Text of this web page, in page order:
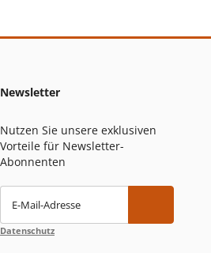
Newsletter
Nutzen Sie unsere exklusiven
Vorteile für Newsletter-
Abonnenten
E-Mail-Adresse
Datenschutz